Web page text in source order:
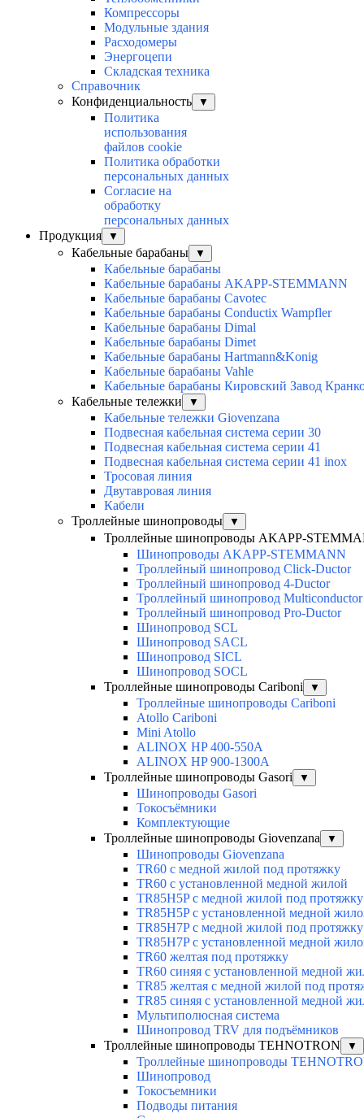
Компрессоры
Модульные здания
Расходомеры
Энергоцепи
Складская техника
Справочник
Конфиденциальность
▼
Политика
использования
файлов cookie
Политика обработки
персональных данных
Согласие на
обработку
персональных данных
Продукция
▼
Кабельные барабаны ▼
Кабельные барабаны
Кабельные барабаны AKAPP-STEMMANN
Кабельные барабаны Cavotec
Кабельные барабаны Conductix Wampfler
Кабельные барабаны Dimal
Кабельные барабаны Dimet
Кабельные барабаны Hartmann&Konig
Кабельные барабаны Vahle
Кабельные барабаны Кировский Завод
Кабельные тележки
▼
Кабельные тележки Giovenzana
Подвесная кабельная система серии 30
Подвесная кабельная система серии 41
Подвесная кабельная система серии 41 inox
Тросовая линия
Двутавровая линия
Кабели
Троллейные шинопроводы
▼
Троллейные шинопроводы AKAPP-
Шинопроводы AKAPP-STEMMANN
Троллейный шинопровод Click-Ductor
Троллейный шинопровод 4-Ductor
Троллейный шинопровод Multiconductor
Троллейный шинопровод Pro-Ductor
Шинопровод SCL
Шинопровод SACL
Шинопровод SICL
Шинопровод SOCL
Троллейные шинопроводы Cariboni
▼
Троллейные шинопроводы Cariboni
Atollo Cariboni
Mini Atollo
ALINOX HP 400-550A
ALINOX HP 900-1300A
Троллейные шинопроводы Gasori
▼
Шинопроводы Gasori
Токосъёмники
Комплектующие
Троллейные шинопроводы Giovenzana
▼
Шинопроводы Giovenzana
TR60 с медной жилой под протяжку
TR60 с установленной медной жилой
TR85H5P с медной жилой под протяжку
TR85H5P с установленной медной
TR85H7P с медной жилой под протяжку
TR85H7P с установленной медной
TR60 желтая под протяжку
TR60 синяя с установленной медной
TR85 желтая с медной жилой под
TR85 синяя с установленной медной
Мультиполюсная система
Шинопровод TRV для подъёмников
Троллейные шинопроводы TEHNOTRON
▼
Троллейные шинопроводы
Шинопровод
Токосъемники
Подводы питания